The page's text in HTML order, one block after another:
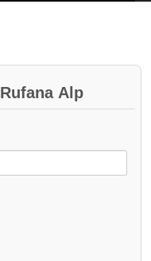
Rufana Alp